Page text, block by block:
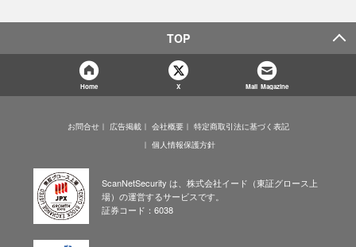
TOP
Home X Mail Magazine
お問合せ 広告掲載 会社概要
特定商取引法に基づく表記
個人情報保護方針
ScanNetSecurity は、株式会社イード（東証グロース上
場）の運営するサービスです。
証券コード：6038